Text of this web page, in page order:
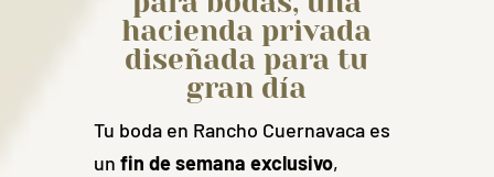
hacienda privada
diseñada para tu
gran día
Tu boda en Rancho Cuernavaca es
un fin de semana exclusivo,